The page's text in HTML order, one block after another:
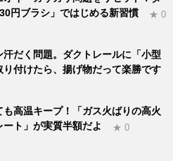
円ブラシ」ではじめる新習慣
★ 0
汗だく問題。ダクトレールに「小型
り付けたら、揚げ物だって楽勝です
も高温キープ！「ガス火ばりの高火
ート」が実質半額だよ
★ 0